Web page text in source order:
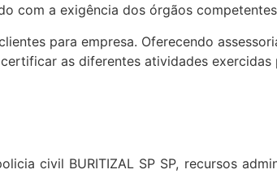
com a exigência dos órgãos
para empresa. Oferecendo
as diferentes atividades
civil BURITIZAL SP SP, recursos